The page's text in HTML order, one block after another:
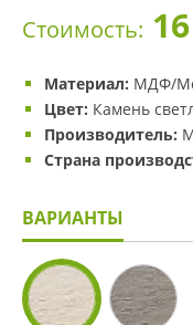
Стоимость:
Материал: МДФ/
Цвет: Камень
Производитель:
Страна
ВАРИАНТЫ